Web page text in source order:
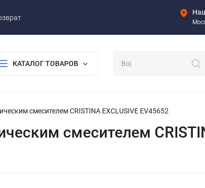
КАТАЛОГ ТОВАРОВ
смесителем CRISTINA EXCLUSIVE EV45652
смесителем